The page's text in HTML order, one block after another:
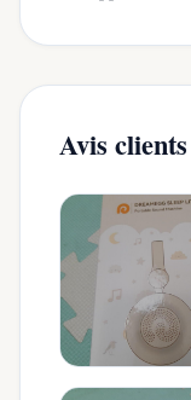
Avis clients